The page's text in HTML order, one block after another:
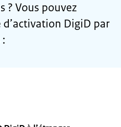
? Vous pouvez
DigiD par